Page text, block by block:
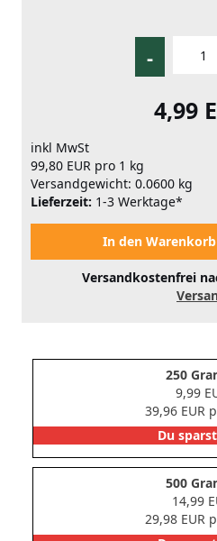
-
4,99
inkl MwSt
99,80 EUR pro 1 kg
Versandgewicht: 0.0600 kg
Lieferzeit: 1-3 Werktage*
Versandkostenfrei
250
9,99
39,96 EUR
Du
500
14,99
29,98 EUR